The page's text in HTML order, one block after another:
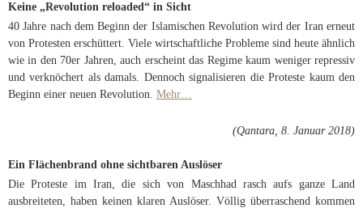
Keine „Revolution reloaded“ in Sicht
40 Jahre nach dem Beginn der Islamischen Revolution wird der Iran erneut
von Protesten erschüttert. Viele wirtschaftliche Probleme sind heute ähnlich
wie in den 70er Jahren, auch erscheint das Regime kaum weniger repressiv
und verknöchert als damals. Dennoch signalisieren die Proteste kaum den
Beginn einer neuen Revolution. Mehr…
(Qantara, 8. Januar 2018)
Ein Flächenbrand ohne sichtbaren Auslöser
Die Proteste im Iran, die sich von Maschhad rasch aufs ganze Land
ausbreiteten, haben keinen klaren Auslöser. Völlig überraschend kommen